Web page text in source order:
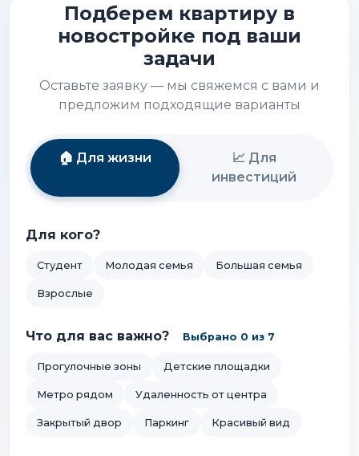
Подберем квартиру в
новостройке под ваши
задачи
Оставьте заявку — мы свяжемся с вами и
предложим подходящие варианты
🏠 Для жизни
📈 Для
инвестиций
Для кого?
Студент Молодая семья Большая семья
Взрослые
Что для вас важно? Выбрано 0 из 7
Прогулочные зоны Детские площадки
Метро рядом Удаленность от центра
Закрытый двор Паркинг Красивый вид